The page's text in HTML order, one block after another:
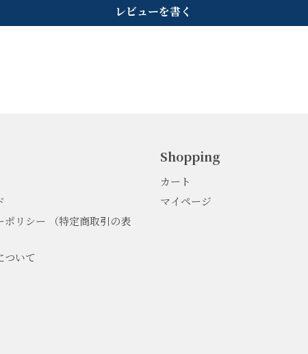
レビューを書く
ポリシー （特定商取引の表
ついて
Shopping
カート
マイページ